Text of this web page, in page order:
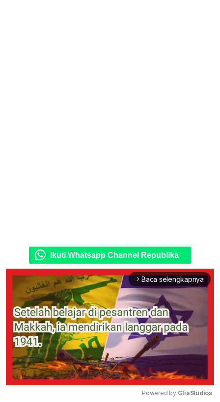
Ikuti Whatsapp Channel Republika
arrow_forward_ios Baca selengkapnya
Powered by GliaStudios